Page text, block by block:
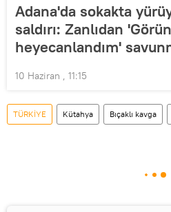
Adana'da sokakta
saldırı: Zanlıdan
heyecanlandım'
10 Haziran , 11:15
TÜRKİYE Kütahya Bıçaklı kavga